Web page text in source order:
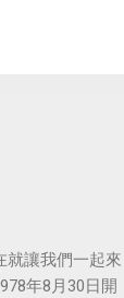
就讓我們一起來
年8月30日開